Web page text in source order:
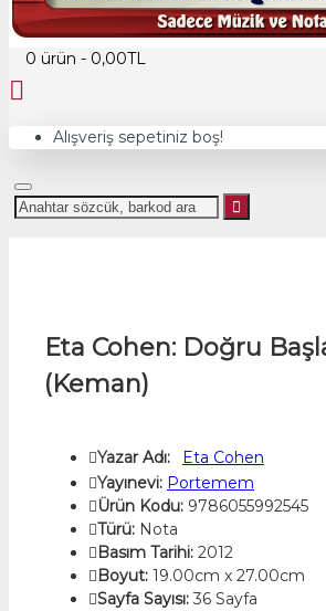
Üye Kayıt
0 ürün - 0,00TL
Alışveriş sepetiniz boş!
Eta Cohen: Doğru
(Keman)
Yazar Adı:
Eta Cohen
Yayınevi: Portemem
Ürün Kodu: 9786055992545
Türü: Nota
Basım Tarihi: 2012
Boyut: 19.00cm x 27.00cm
Sayfa Sayısı: 36 Sayfa